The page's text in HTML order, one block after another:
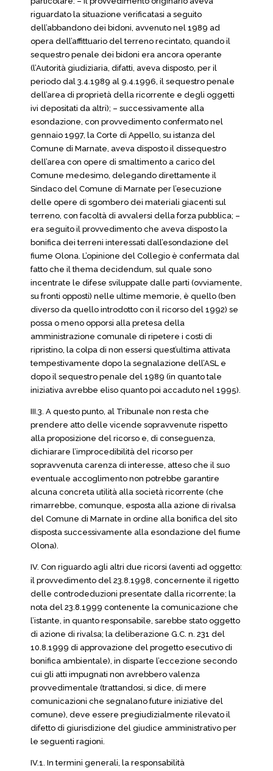
riguardato la situazione verificatasi a seguito
dell’abbandono dei bidoni, avvenuto nel 1989 ad
opera dell’affittuario del terreno recintato, quando il
sequestro penale dei bidoni era ancora operante
(l’Autorità giudiziaria, difatti, aveva disposto, per il
periodo dal 3.4.1989 al 9.4.1996, il sequestro penale
dell’area di proprietà della ricorrente e degli oggetti
ivi depositati da altri); – successivamente alla
esondazione, con provvedimento confermato nel
gennaio 1997, la Corte di Appello, su istanza del
Comune di Marnate, aveva disposto il dissequestro
dell’area con opere di smaltimento a carico del
Comune medesimo, delegando direttamente il
Sindaco del Comune di Marnate per l’esecuzione
delle opere di sgombero dei materiali giacenti sul
terreno, con facoltà di avvalersi della forza pubblica; –
era seguito il provvedimento che aveva disposto la
bonifica dei terreni interessati dall’esondazione del
fiume Olona. L’opinione del Collegio è confermata dal
fatto che il thema decidendum, sul quale sono
incentrate le difese sviluppate dalle parti (ovviamente,
su fronti opposti) nelle ultime memorie, è quello (ben
diverso da quello introdotto con il ricorso del 1992) se
possa o meno opporsi alla pretesa della
amministrazione comunale di ripetere i costi di
ripristino, la colpa di non essersi quest’ultima attivata
tempestivamente dopo la segnalazione dell’ASL e
dopo il sequestro penale del 1989 (in quanto tale
iniziativa avrebbe eliso quanto poi accaduto nel 1995).
III.3. A questo punto, al Tribunale non resta che
prendere atto delle vicende sopravvenute rispetto
alla proposizione del ricorso e, di conseguenza,
dichiarare l’improcedibilità del ricorso per
sopravvenuta carenza di interesse, atteso che il suo
eventuale accoglimento non potrebbe garantire
alcuna concreta utilità alla società ricorrente (che
rimarrebbe, comunque, esposta alla azione di rivalsa
del Comune di Marnate in ordine alla bonifica del sito
disposta successivamente alla esondazione del fiume
Olona).
IV. Con riguardo agli altri due ricorsi (aventi ad oggetto:
il provvedimento del 23.8.1998, concernente il rigetto
delle controdeduzioni presentate dalla ricorrente; la
nota del 23.8.1999 contenente la comunicazione che
l’istante, in quanto responsabile, sarebbe stato oggetto
di azione di rivalsa; la deliberazione G.C. n. 231 del
10.8.1999 di approvazione del progetto esecutivo di
bonifica ambientale), in disparte l’eccezione secondo
cui gli atti impugnati non avrebbero valenza
provvedimentale (trattandosi, si dice, di mere
comunicazioni che segnalano future iniziative del
comune), deve essere pregiudizialmente rilevato il
difetto di giurisdizione del giudice amministrativo per
le seguenti ragioni.
IV.1. In termini generali, la responsabilità